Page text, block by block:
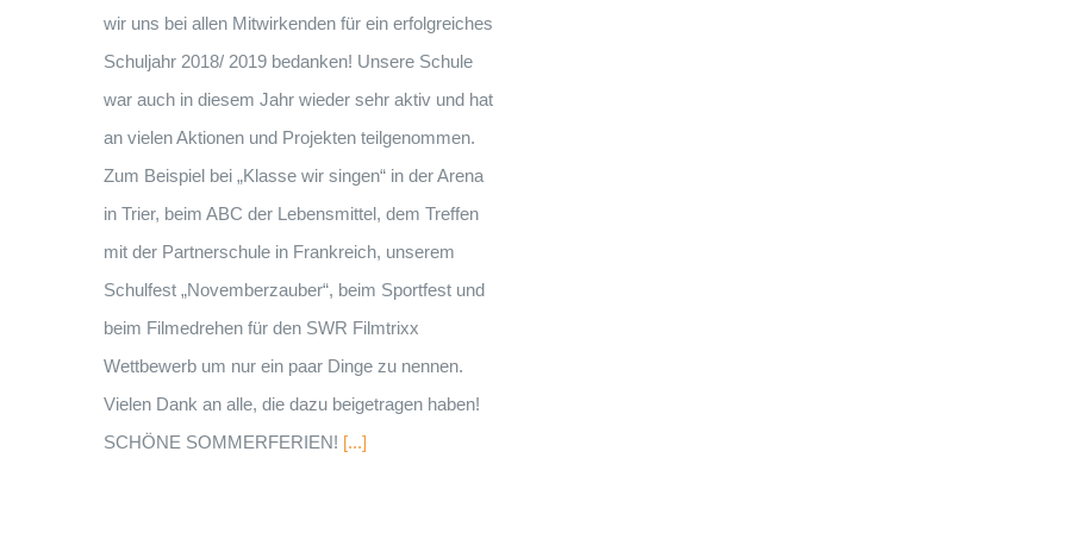
wir uns bei allen Mitwirkenden für ein erfolgreiches
Schuljahr 2018/ 2019 bedanken! Unsere Schule
war auch in diesem Jahr wieder sehr aktiv und hat
an vielen Aktionen und Projekten teilgenommen.
Zum Beispiel bei „Klasse wir singen“ in der Arena
in Trier, beim ABC der Lebensmittel, dem Treffen
mit der Partnerschule in Frankreich, unserem
Schulfest „Novemberzauber“, beim Sportfest und
beim Filmedrehen für den SWR Filmtrixx
Wettbewerb um nur ein paar Dinge zu nennen.
Vielen Dank an alle, die dazu beigetragen haben!
SCHÖNE SOMMERFERIEN! [...]